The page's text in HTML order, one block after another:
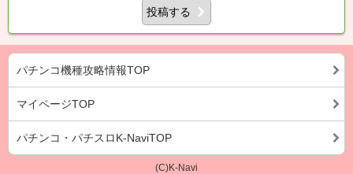
投稿する
パチンコ機種攻略情報TOP
マイページTOP
パチンコ・パチスロK-NaviTOP
(C)K-Navi